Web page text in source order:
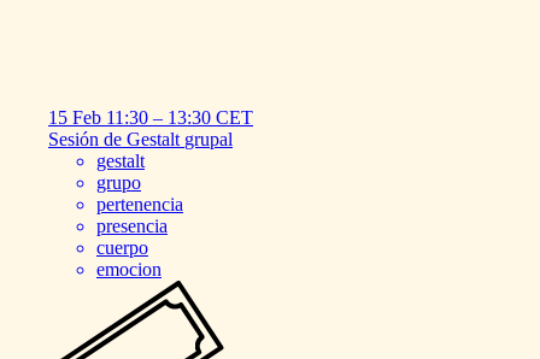
15 Feb 11:30 – 13:30 CET
Sesión de Gestalt grupal
gestalt
grupo
pertenencia
presencia
cuerpo
emocion